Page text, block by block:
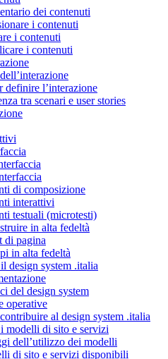
dei contenuti
i contenuti
i contenuti
i contenuti
definire l’interazione
tra scenari e user stories
di composizione
interattivi
testuali (microtesti)
in alta fedeltà
di pagina
in alta fedeltà
design system .italia
del design system
operative
al design system .italia
modelli di sito e servizi
dell’utilizzo dei modelli
di sito e servizi disponibili